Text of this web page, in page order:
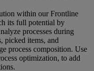
within our Frontline
its full potential by
processes during
picked items, and
process composition. Use
optimization, to add